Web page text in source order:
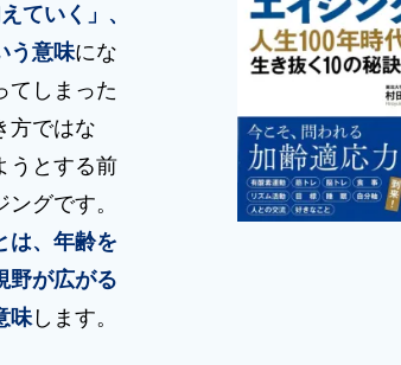
ていく」、
う意味にな
てしまった
方ではな
うとする前
グです。
は、年齢を
野が広がる
味します。